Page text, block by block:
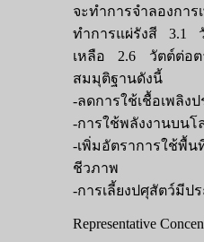
จะทำการจำลองกา
ทำการแผ่รังสี 3.1
เหลือ 2.6 วัตต์ต่อ
สมมุติฐานดังนี้
-ลดการใช้เชื้อเพลิง
-การใช้พลังงานบนโ
-เพิ่มอัตราการใช้พื้
ชีวภาพ
-การเลี้ยงปศุสัตว์มีป
Representative